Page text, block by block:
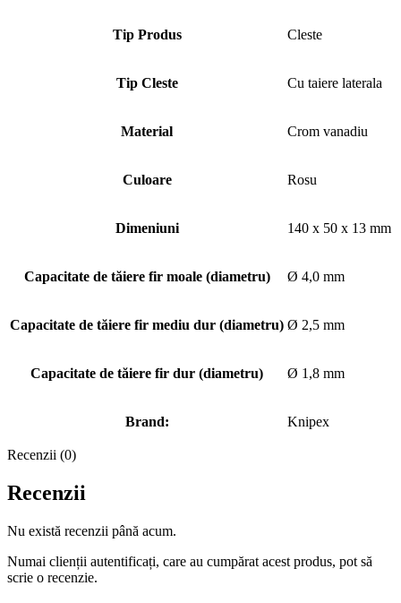
Tip Produs Cleste
Tip Cleste Cu taiere laterala
Material Crom vanadiu
Culoare Rosu
Dimeniuni 140 x 50 x 13 mm
Capacitate de tăiere fir moale (diametru) Ø 4,0 mm
Capacitate de tăiere fir mediu dur (diametru) Ø 2,5 mm
Capacitate de tăiere fir dur (diametru) Ø 1,8 mm
Brand: Knipex
Recenzii (0)
Recenzii
Nu există recenzii până acum.
Numai clienții autentificați, care au cumpărat acest produs, pot să
scrie o recenzie.